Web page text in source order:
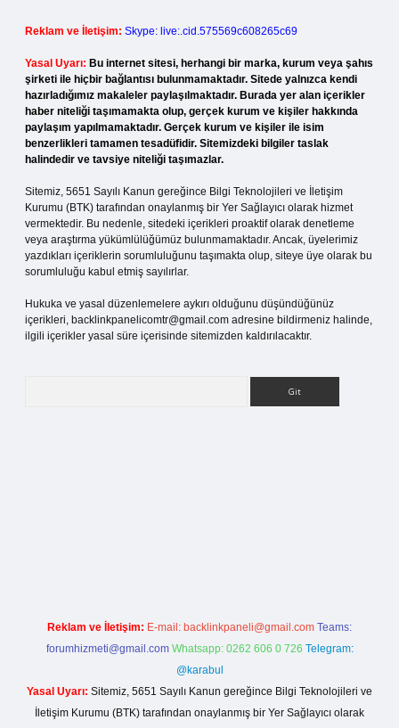
Reklam ve İletişim: Skype: live:.cid.575569c608265c69
Yasal Uyarı: Bu internet sitesi, herhangi bir marka, kurum veya şahıs
şirketi ile hiçbir bağlantısı bulunmamaktadır. Sitede yalnızca kendi
hazırladığımız makaleler paylaşılmaktadır. Burada yer alan içerikler
haber niteliği taşımamakta olup, gerçek kurum ve kişiler hakkında
paylaşım yapılmamaktadır. Gerçek kurum ve kişiler ile isim
benzerlikleri tamamen tesadüfidir. Sitemizdeki bilgiler taslak
halindedir ve tavsiye niteliği taşımazlar.
Sitemiz, 5651 Sayılı Kanun gereğince Bilgi Teknolojileri ve İletişim
Kurumu (BTK) tarafından onaylanmış bir Yer Sağlayıcı olarak hizmet
vermektedir. Bu nedenle, sitedeki içerikleri proaktif olarak denetleme
veya araştırma yükümlülüğümüz bulunmamaktadır. Ancak, üyelerimiz
yazdıkları içeriklerin sorumluluğunu taşımakta olup, siteye üye olarak bu
sorumluluğu kabul etmiş sayılırlar.
Hukuka ve yasal düzenlemelere aykırı olduğunu düşündüğünüz
içerikleri, backlinkpanelicomtr@gmail.com adresine bildirmeniz halinde,
ilgili içerikler yasal süre içerisinde sitemizden kaldırılacaktır.
Reklam ve İletişim: E-mail: backlinkpaneli@gmail.com Teams:
forumhizmeti@gmail.com Whatsapp: 0262 606 0 726 Telegram:
@karabul
Yasal Uyarı: Sitemiz, 5651 Sayılı Kanun gereğince Bilgi Teknolojileri ve
İletişim Kurumu (BTK) tarafından onaylanmış bir Yer Sağlayıcı olarak